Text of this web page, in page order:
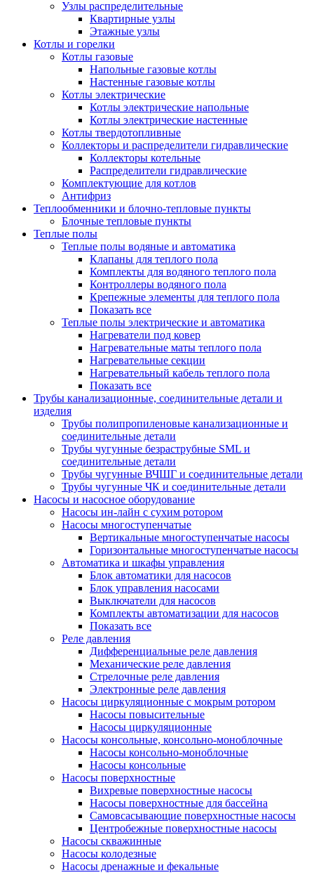
Узлы распределительные
Квартирные узлы
Этажные узлы
Котлы и горелки
Котлы газовые
Напольные газовые котлы
Настенные газовые котлы
Котлы электрические
Котлы электрические напольные
Котлы электрические настенные
Котлы твердотопливные
Коллекторы и распределители гидравлические
Коллекторы котельные
Распределители гидравлические
Комплектующие для котлов
Антифриз
Теплообменники и блочно-тепловые пункты
Блочные тепловые пункты
Теплые полы
Теплые полы водяные и автоматика
Клапаны для теплого пола
Комплекты для водяного теплого пола
Контроллеры водяного пола
Крепежные элементы для теплого пола
Показать все
Теплые полы электрические и автоматика
Нагреватели под ковер
Нагревательные маты теплого пола
Нагревательные секции
Нагревательный кабель теплого пола
Показать все
Трубы канализационные, соединительные детали и
изделия
Трубы полипропиленовые канализационные и
соединительные детали
Трубы чугунные безраструбные SML и
соединительные детали
Трубы чугунные ВЧШГ и соединительные детали
Трубы чугунные ЧК и соединительные детали
Насосы и насосное оборудование
Насосы ин-лайн с сухим ротором
Насосы многоступенчатые
Вертикальные многоступенчатые насосы
Горизонтальные многоступенчатые насосы
Автоматика и шкафы управления
Блок автоматики для насосов
Блок управления насосами
Выключатели для насосов
Комплекты автоматизации для насосов
Показать все
Реле давления
Дифференциальные реле давления
Механические реле давления
Стрелочные реле давления
Электронные реле давления
Насосы циркуляционные с мокрым ротором
Насосы повысительные
Насосы циркуляционные
Насосы консольные, консольно-моноблочные
Насосы консольно-моноблочные
Насосы консольные
Насосы поверхностные
Вихревые поверхностные насосы
Насосы поверхностные для бассейна
Самовсасывающие поверхностные насосы
Центробежные поверхностные насосы
Насосы скважинные
Насосы колодезные
Насосы дренажные и фекальные